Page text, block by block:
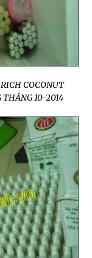
COCONUT
10-2014